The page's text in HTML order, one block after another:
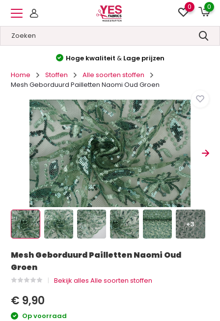
0 0
Hoge kwaliteit & Lage prijzen
Home
Stoffen
Alle soorten stoffen
Mesh Geborduurd Pailletten Naomi Oud Groen
+3
Mesh Geborduurd Pailletten Naomi Oud
Groen
Bekijk alles Alle soorten stoffen
€ 9,90
Op voorraad